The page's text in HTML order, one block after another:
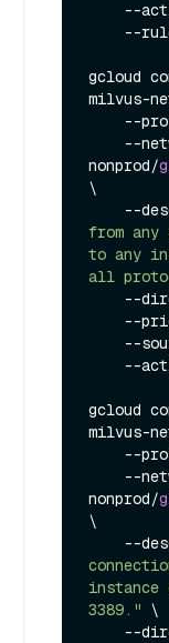
gcloud
milvus-
nonprod/
\
--
from any
to any
all
--
gcloud
milvus-
nonprod/
\
--
instance
3389." \